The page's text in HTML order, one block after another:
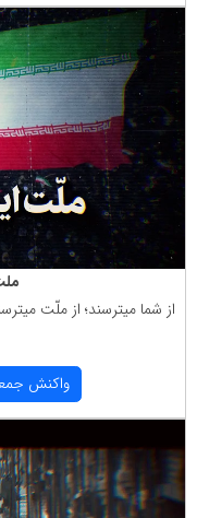
از شما میترسند؛ از ملّت
واكنش